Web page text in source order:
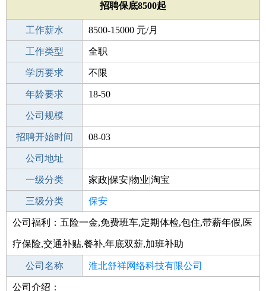
招聘保底8500起
工作薪水 8500-15000 元/月
招聘人数 50
工作类型 全职
性别要求 男
学历要求 不限
工作经验 不限
年龄要求 18-50
工作地点
公司规模
公司电话
招聘开始时间 08-03
招聘结束时间
公司地址
一级分类 家政|保安|物业|淘宝
二级分类 家政/安保
三级分类 保安
其他行业 其它
公司福利：五险一金,免费班车,定期体检,包住,带薪年假,医
疗保险,交通补贴,餐补,年底双薪,加班补助
公司名称 淮北舒祥网络科技有限公司
公司类型
公司介绍：